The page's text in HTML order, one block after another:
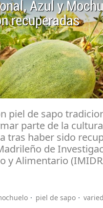
Azul y
recuperadas
piel de sapo
parte de la cultura
tras haber sido
de
y Alimentario
piel de sapo